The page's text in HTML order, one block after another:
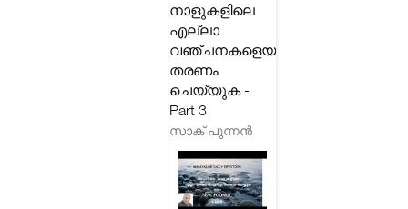
നാളുകളിലെ
എല്ലാ
വഞ്ചനകളെയും
തരണം
ചെയ്യുക -
Part 3
സാക് പുന്നൻ